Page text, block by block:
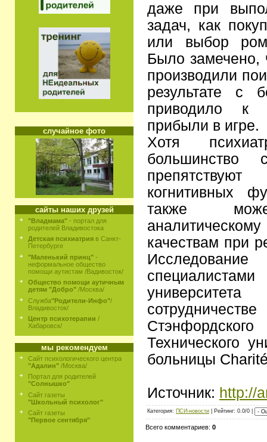
случайное фото
сайты наших друзей
"Владмама" - портал для
родителей Владивостока
Детская психиатрия в Санкт-
Петербурге
"Маленький принц" -
неформальное общество
помощи аутистам /Вадивосток/
Общество помощи аутичным
детям "Добро" /Москва/
Служба"Родители-Инфо"/
Владивосток/
Центр психотерапии /
Хабаровск/
мы рекомендуем
Сайт психологического центра
"Адалин" /Москва/
Портал для родителей
"Солнышко"
Сайт газеты
"Школьный психолог"
Сайт газеты
"Первое сентября"
даже при
задач, как
или выбор
Было замечено,
производили
результате с
приводило к
прибыли в игре.
Хотя
большинство
когнитивных
также
качествам при
Технического
больницы
Источник: http://
Категория: ПСИ-новости | Рейтинг: 0.0/0 |
Всего комментариев: 0